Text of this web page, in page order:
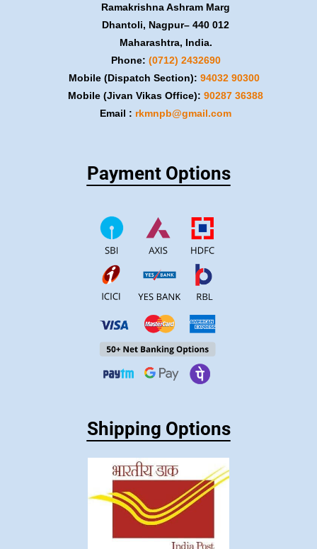
Ramakrishna Ashram Marg
Dhantoli, Nagpur– 440 012
Maharashtra, India.
Phone: (0712) 2432690
Mobile (Dispatch Section): ​94032 90300
Mobile (Jivan Vikas Office): ​90287 36388
Email : rkmnpb@gmail.com
Payment Options
Shipping Options